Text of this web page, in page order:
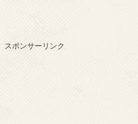
スポンサーリンク